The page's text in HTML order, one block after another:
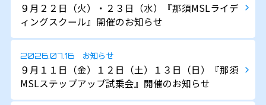
９月２２日（火）・２３日（水）『那須MSLライデ
ィングスクール』開催のお知らせ
2026.07.16 お知らせ
９月１１日（金）１２日（土）１３日（日）『那須
MSLステップアップ試乗会』開催のお知らせ